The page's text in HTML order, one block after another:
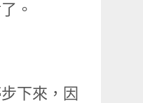
。
下來，因